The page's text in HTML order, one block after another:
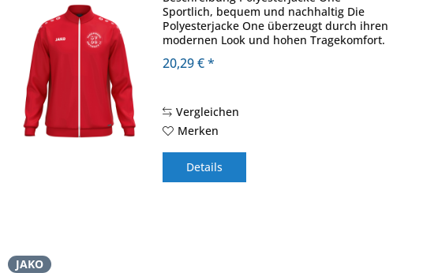
Sportlich, bequem und nachhaltig Die
Polyesterjacke One überzeugt durch ihren
modernen Look und hohen Tragekomfort.
sorgt für eine perfekte Passform und
20,29 € *
Vergleichen
Merken
Details
JAKO